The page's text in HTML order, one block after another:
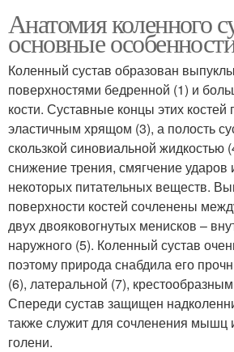
Анатомия коленного
основные
Коленный сустав образован
поверхностями бедренной (1) и
кости. Суставные концы этих
эластичным хрящом (3), а полость
скользкой синовиальной
снижение трения, смягчение ударов
некоторых питательных веществ.
поверхности костей сочленены
двух двояковогнутых менисков –
наружного (5). Коленный сустав
поэтому природа снабдила его
(6), латеральной (7),
Спереди сустав защищен
также служит для сочленения мышц
голени.